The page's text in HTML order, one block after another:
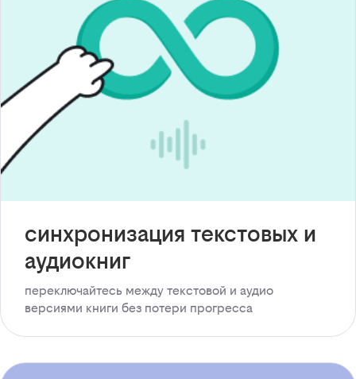
синхронизация текстовых и
аудиокниг
переключайтесь между текстовой и аудио
версиями книги без потери прогресса